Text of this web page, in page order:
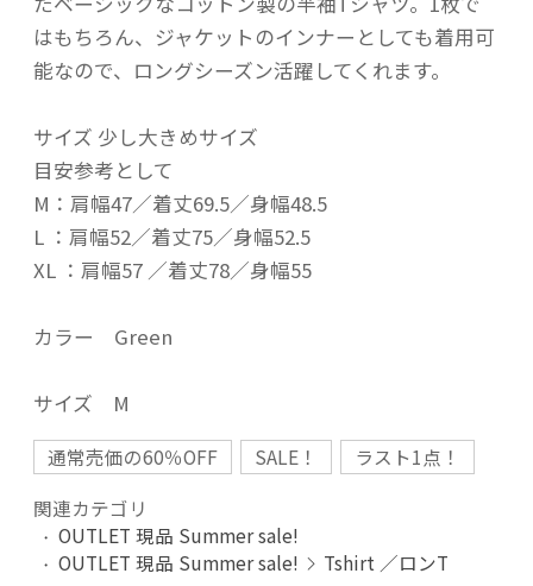
はもちろん、ジャケットのインナーとしても着用可
能なので、ロングシーズン活躍してくれます。
サイズ 少し大きめサイズ
目安参考として
M：肩幅47／着丈69.5／身幅48.5
L ：肩幅52／着丈75／身幅52.5
XL ：肩幅57 ／着丈78／身幅55
カラー Green
サイズ M
通常売価の60％OFF SALE！
ラスト1点！
関連カテゴリ
OUTLET 現品 Summer sale!
OUTLET 現品 Summer sale!
Tshirt ／ロンT